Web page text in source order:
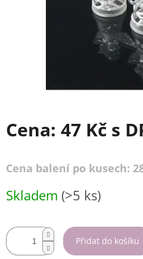
Cena: 47 Kč s
Cena balení po kusech:
cena:
Skladem (>5 ks)
Přidat do košíku